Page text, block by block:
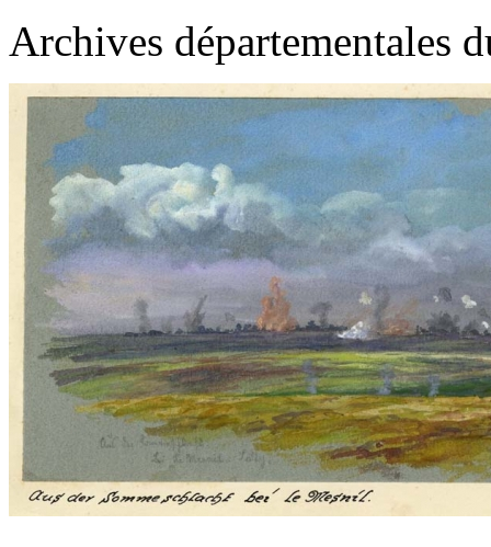
Archives départementales